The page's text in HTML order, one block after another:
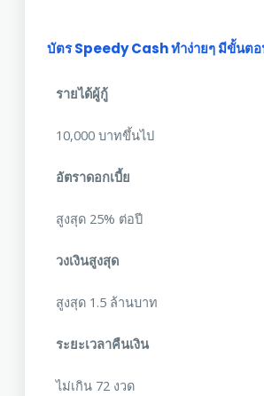
บัตร Speedy Cash ทำง่ายๆ มีขั้นตอ
รายได้ผู้กู้
10,000 บาทขึ้นไป
อัตราดอกเบี้ย
สูงสุด 25% ต่อปี
วงเงินสูงสุด
สูงสุด 1.5 ล้านบาท
ระยะเวลาคืนเงิน
ไม่เกิน 72 งวด